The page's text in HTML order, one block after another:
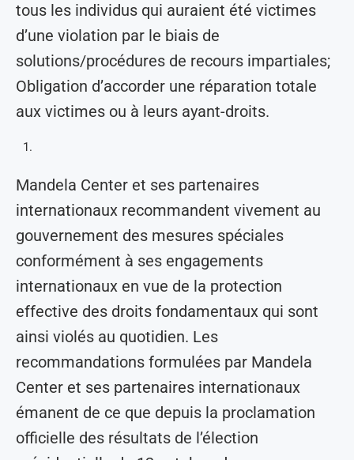
tous les individus qui auraient été victimes
d’une violation par le biais de
solutions/procédures de recours impartiales;
Obligation d’accorder une réparation totale
aux victimes ou à leurs ayant-droits.
Mandela Center et ses partenaires
internationaux recommandent vivement au
gouvernement des mesures spéciales
conformément à ses engagements
internationaux en vue de la protection
effective des droits fondamentaux qui sont
ainsi violés au quotidien. Les
recommandations formulées par Mandela
Center et ses partenaires internationaux
émanent de ce que depuis la proclamation
officielle des résultats de l’élection